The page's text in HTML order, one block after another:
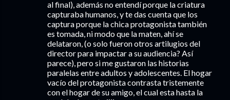
al final), además no entendí porque la criatura
capturaba humanos, y te das cuenta que los
captura porque la chica protagonista también
es tomada, ni modo que la maten, ahí se
delataron, (o solo fueron otros artilugios del
director para impactar a su audiencia? Así
parece), pero si me gustaron las historias
paralelas entre adultos y adolescentes. El hogar
vacío del protagonista contrasta tristemente
con el hogar de su amigo, el cual esta hasta la